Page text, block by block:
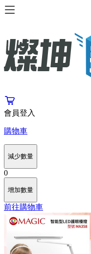
會員登入
購物車
減少數量
0
增加數量
前往購物車